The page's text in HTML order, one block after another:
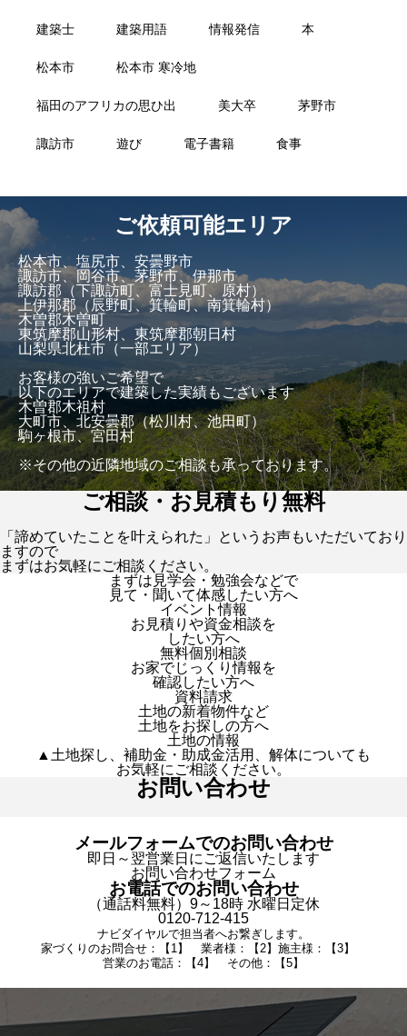
建築士 建築用語 情報発信 本
松本市 松本市 寒冷地
福田のアフリカの思ひ出 美大卒 茅野市
諏訪市 遊び 電子書籍 食事
ご依頼可能エリア
松本市、塩尻市、安曇野市
諏訪市、岡谷市、茅野市、伊那市
諏訪郡（下諏訪町、富士見町、原村）
上伊那郡（辰野町、箕輪町、南箕輪村）
木曽郡木曽町
東筑摩郡山形村、東筑摩郡朝日村
山梨県北杜市（一部エリア）
お客様の強いご希望で
以下のエリアで建築した実績もございます
木曽郡木祖村
大町市、北安曇郡（松川村、池田町）
駒ヶ根市、宮田村
※その他の近隣地域のご相談も承っております。
ご相談・お見積もり無料
「諦めていたことを叶えられた」というお声もいただいており
ますので
まずはお気軽にご相談ください。
まずは見学会・勉強会などで
見て・聞いて体感したい方へ
イベント情報
お見積りや資金相談を
したい方へ
無料個別相談
お家でじっくり情報を
確認したい方へ
資料請求
土地の新着物件など
土地をお探しの方へ
土地の情報
▲土地探し、補助金・助成金活用、解体についても
お気軽にご相談ください。
お問い合わせ
メールフォームでのお問い合わせ
即日～翌営業日にご返信いたします
お問い合わせフォーム
お電話でのお問い合わせ
（通話料無料）9～18時 水曜日定休
0120-712-415
ナビダイヤルで担当者へお繋ぎします。
家づくりのお問合せ：【1】 業者様：【2】施主様：【3】
営業のお電話：【4】 その他：【5】